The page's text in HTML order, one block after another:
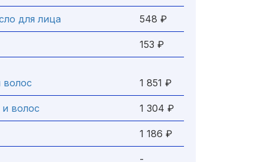
для лица 548 ₽
153 ₽
волос 1 851 ₽
волос 1 304 ₽
1 186 ₽
-